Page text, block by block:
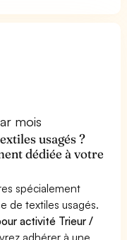
mois
usagés ?
dédiée à votre
spécialement
de textiles usagés.
activité Trieur /
adhérer à une